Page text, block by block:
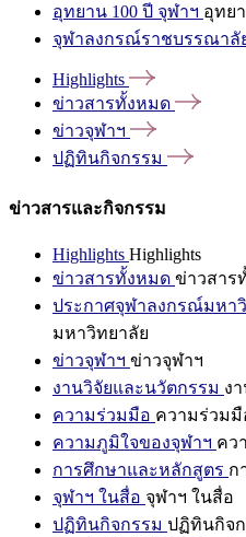
อุทยาน 100 ปี จุฬาฯ อุทย
จุฬาลงกรณ์ราชบรรณาลั
Highlights
ข่าวสารทั้งหมด
ข่าวจุฬาฯ
ปฏิทินกิจกรรม
ข่าวสารและกิจกรรม
Highlights Highlights
ข่าวสารทั้งหมด ข่าวสาร
ประกาศจุฬาลงกรณ์มหา
มหาวิทยาลัย
ข่าวจุฬาฯ ข่าวจุฬาฯ
งานวิจัยและนวัตกรรม ง
ความร่วมมือ ความร่วมมื
ความภูมิใจของจุฬาฯ คว
การศึกษาและหลักสูตร ก
จุฬาฯ ในสื่อ จุฬาฯ ในสื่อ
ปฏิทินกิจกรรม ปฏิทินกิจ